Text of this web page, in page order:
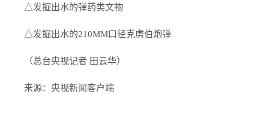
△发掘出水的弹药类文物
△发掘出水的210MM口径克虏伯炮弹
（总台央视记者 田云华）
来源：央视新闻客户端